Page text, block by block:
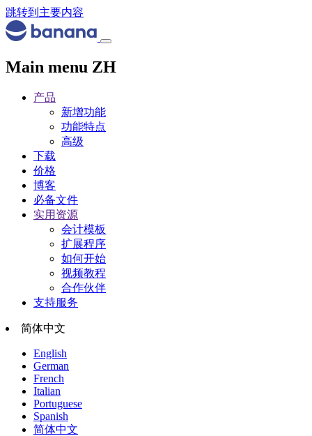
跳转到主要内容
Main menu ZH
产品
新增功能
功能特点
高级
下载
价格
博客
必备文件
实用资源
会计模板
扩展程序
如何开始
视频教程
合作伙伴
支持服务
简体中文
English
German
French
Italian
Portuguese
Spanish
简体中文